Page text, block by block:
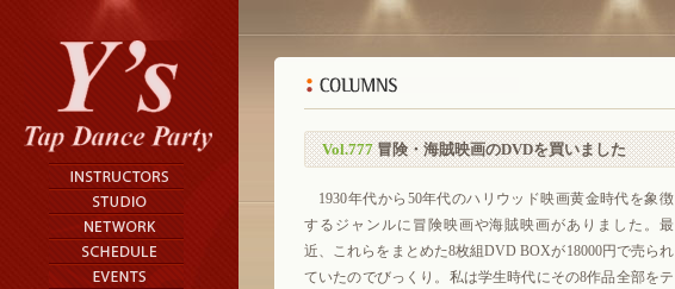
Vol.777冒険・海賊映画のDVDを買いました
1930年代から50年代のハリウッド映画黄金時代を象徴
するジャンルに冒険映画や海賊映画がありました。最
近、これらをまとめた8枚組DVD BOXが18000円で売られ
ていたのでびっくり。私は学生時代にその8作品全部をテ